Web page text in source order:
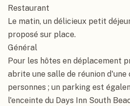
Restaurant
Le matin, un délicieux petit
proposé sur place.
Général
Pour les hôtes en déplacement
abrite une salle de réunion
personnes ; un parking est
l'enceinte du Days Inn South